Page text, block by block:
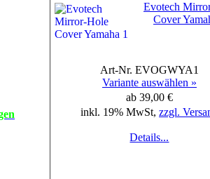
Evotech
Cover
Art-Nr. EVOGWYA1
Variante auswählen »
ab 39,00 €
inkl. 19% MwSt, zzgl.
Details...